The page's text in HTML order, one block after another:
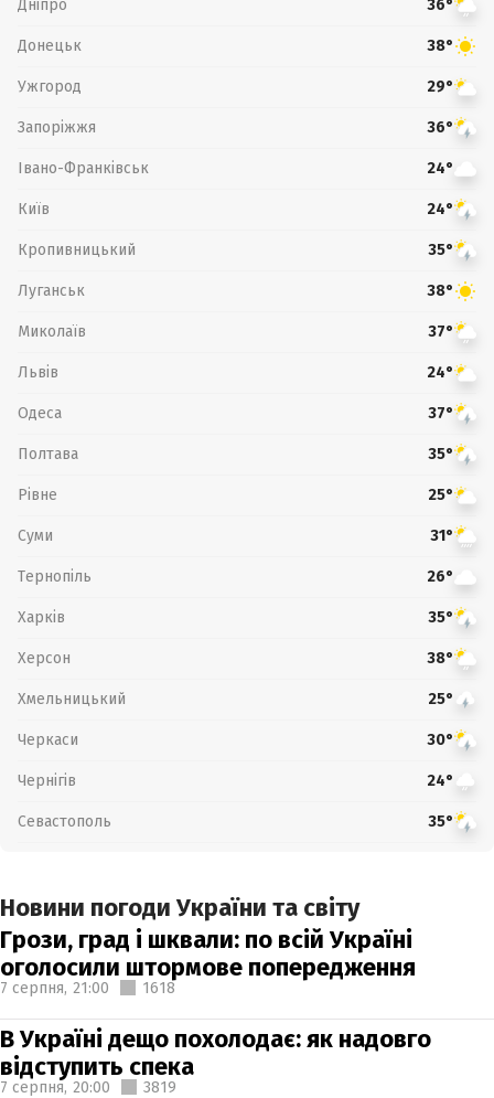
Дніпро 36°
Донецьк 38°
Ужгород 29°
Запоріжжя 36°
Івано-Франківськ 24°
Київ 24°
Кропивницький 35°
Луганськ 38°
Миколаїв 37°
Львів 24°
Одеса 37°
Полтава 35°
Рівне 25°
Суми 31°
Тернопіль 26°
Харків 35°
Херсон 38°
Хмельницький 25°
Черкаси 30°
Чернігів 24°
Севастополь 35°
Новини погоди України та світу
Грози, град і шквали: по всій Україні
оголосили штормове попередження
7 серпня, 21:00 1618
В Україні дещо похолодає: як надовго
відступить спека
7 серпня, 20:00 3819